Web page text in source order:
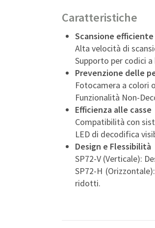
Caratteristiche
Scansione efficiente
Alta velocità di
Supporto per codici
Prevenzione delle
Fotocamera a colori
Funzionalità Non-
Efficienza alle casse
Compatibilità con
LED di decodifica
Design e Flessibilità
SP72-V (Verticale):
SP72-H
ridotti.